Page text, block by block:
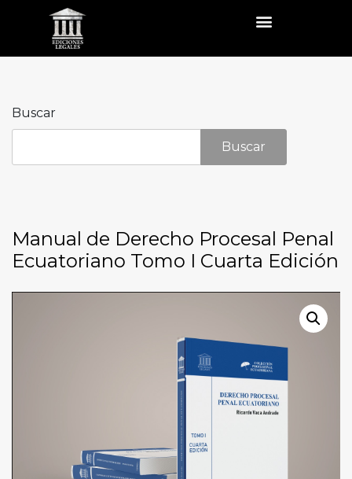
Buscar
Buscar
Manual de Derecho Procesal Penal
Ecuatoriano Tomo I Cuarta Edición